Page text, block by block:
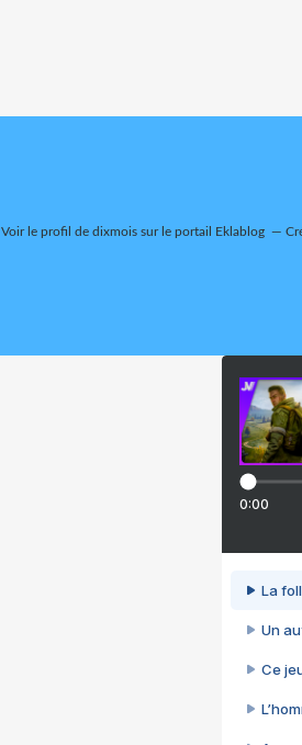
Voir le profil de dixmoissur le portail Eklablog
0:00
La
Un
Ce